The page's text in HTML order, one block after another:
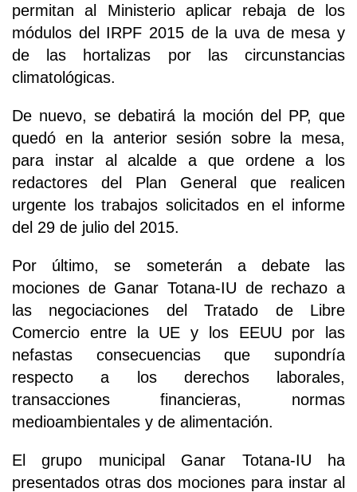
permitan al Ministerio aplicar rebaja de los
módulos del IRPF 2015 de la uva de mesa y
de las hortalizas por las circunstancias
climatológicas.
De nuevo, se debatirá la moción del PP, que
quedó en la anterior sesión sobre la mesa,
para instar al alcalde a que ordene a los
redactores del Plan General que realicen
urgente los trabajos solicitados en el informe
del 29 de julio del 2015.
Por último, se someterán a debate las
mociones de Ganar Totana-IU de rechazo a
las negociaciones del Tratado de Libre
Comercio entre la UE y los EEUU por las
nefastas consecuencias que supondría
respecto a los derechos laborales,
transacciones financieras, normas
medioambientales y de alimentación.
El grupo municipal Ganar Totana-IU ha
presentados otras dos mociones para instar al